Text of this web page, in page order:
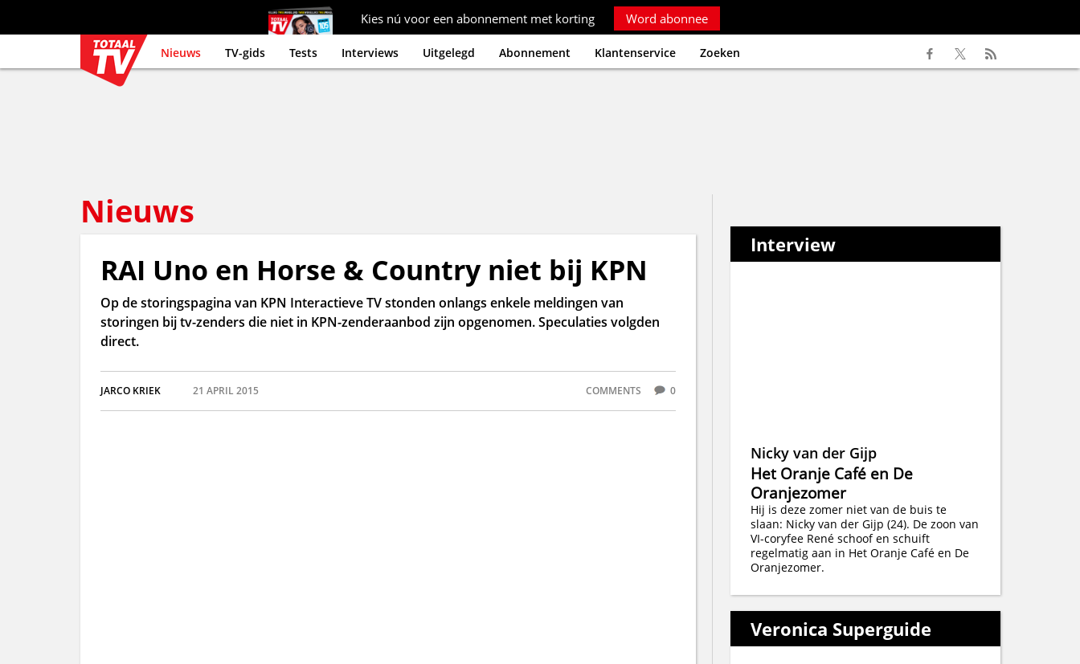
Kies nú voor een abonnement met korting Word abonnee
Nieuws TV-gids Tests Interviews Uitgelegd Abonnement Klantenservice Zoeken
Nieuws
RAI Uno en Horse & Country niet bij KPN
Op de storingspagina van KPN Interactieve TV stonden onlangs enkele meldingen van
storingen bij tv-zenders die niet in KPN-zenderaanbod zijn opgenomen. Speculaties volgden
direct.
JARCO KRIEK 21 APRIL 2015 COMMENTS 0
Interview
Nicky van der Gijp
Het Oranje Café en De
Oranjezomer
Hij is deze zomer niet van de buis te
slaan: Nicky van der Gijp (24). De zoon van
VI-coryfee René schoof en schuift
regelmatig aan in Het Oranje Café en De
Oranjezomer.
Veronica Superguide